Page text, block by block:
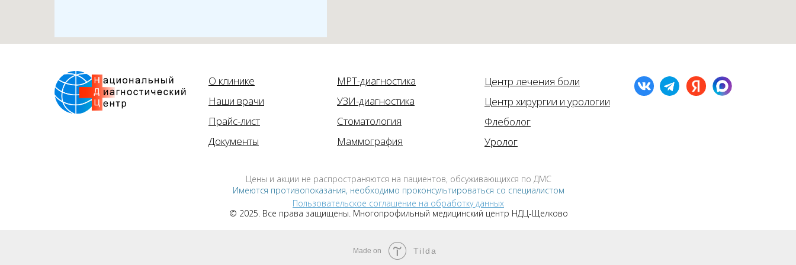
О клинике
Наши врачи
Прайс-лист
Документы
МРТ-диагностика
УЗИ-диагностика
Стоматология
Маммография
Центр лечения боли
Центр хирургии и урологии
Флеболог
Уролог
Цены и акции не распространяются на пациентов, обсуживающихся по ДМС
Имеются противопоказания, необходимо проконсультироваться со специалистом
Пользовательское соглашение на обработку данных
© 2025. Все права защищены. Многопрофильный медицинский центр НДЦ-Щелково
Made on Tilda